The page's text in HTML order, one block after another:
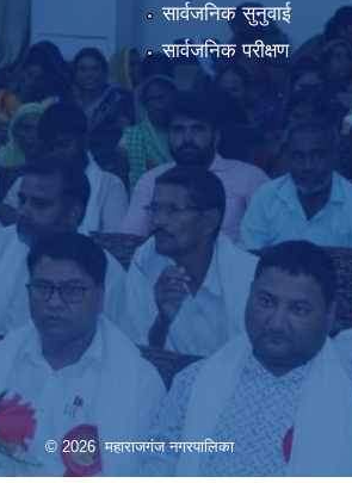
सार्वजनिक सुनुवाई
सार्वजनिक परीक्षण
© 2026 महाराजगंज नगरपालिका